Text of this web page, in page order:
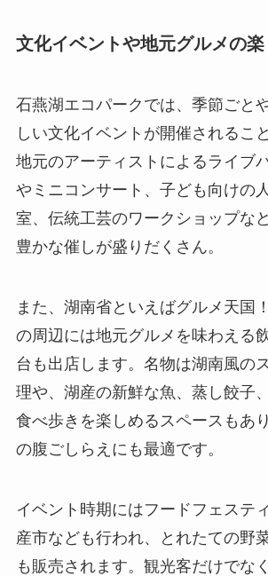
文化イベントや地元グルメの
石燕湖エコパークでは、季節ごと
しい文化イベントが開催されるこ
地元のアーティストによるライブ
やミニコンサート、子ども向けの
室、伝統工芸のワークショップな
豊かな催しが盛りだくさん。
また、湖南省といえばグルメ天国
の周辺には地元グルメを味わえる
台も出店します。名物は湖南風の
理や、湖産の新鮮な魚、蒸し餃子
食べ歩きを楽しめるスペースもあ
の腹ごしらえにも最適です。
イベント時期にはフードフェステ
産市なども行われ、とれたての野
も販売されます。観光客だけでな